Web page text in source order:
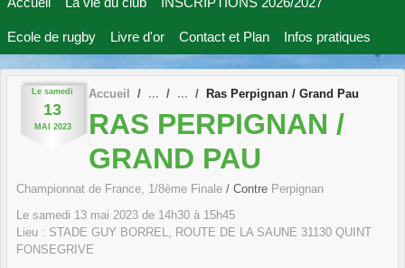
Ecole de rugby Livre d'or Contact et Plan Infos pratiques
Le samedi
13
MAI 2023
Accueil Ras Perpignan / Grand Pau
RAS PERPIGNAN /
GRAND PAU
Championnat de France, 1/8ème Finale / Contre Perpignan
Le samedi 13 mai 2023 de 14h30 à 15h45
Lieu : STADE GUY BORREL, ROUTE DE LA SAUNE 31130 QUINT
FONSEGRIVE